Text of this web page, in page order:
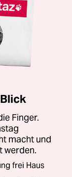
Finger.
macht und
werden.
frei Haus